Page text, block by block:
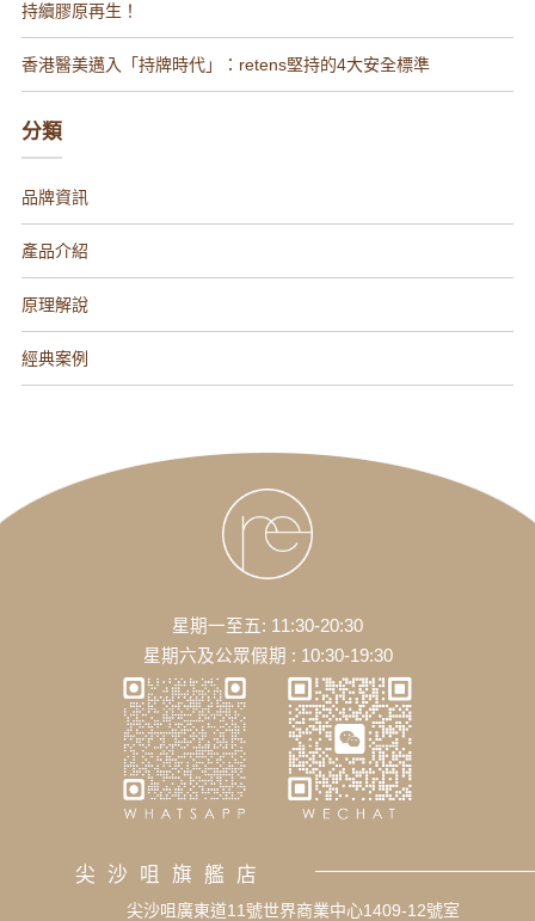
持續膠原再生！
香港醫美邁入「持牌時代」：retens堅持的4大安全標準
分類
品牌資訊
產品介紹
原理解說
經典案例
星期一至五: 11:30-20:30
星期六及公眾假期 : 10:30-19:30
尖沙咀旗艦店
尖沙咀廣東道11號世界商業中心1409-12號室